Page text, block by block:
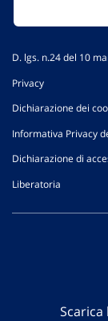
D. lgs. n.24 del 10
Privacy
Dichiarazione dei
Informativa Privacy
Dichiarazione di
Liberatoria